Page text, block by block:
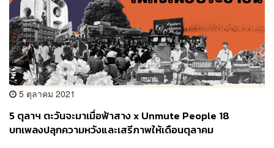
5 ตุลาคม 2021
5 ตุลาฯ ตะวันจะมาเมื่อฟ้าสาง x Unmute People 18
บทเพลงปลุกความหวังและเสรีภาพให้เดือนตุลาคม